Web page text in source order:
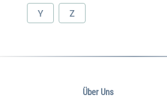
Y Z
Über Uns